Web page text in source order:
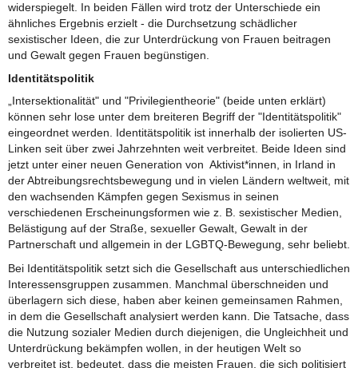
widerspiegelt. In beiden Fällen wird trotz der Unterschiede ein
ähnliches Ergebnis erzielt - die Durchsetzung schädlicher
sexistischer Ideen, die zur Unterdrückung von Frauen beitragen
und Gewalt gegen Frauen begünstigen.
Identitätspolitik
„Intersektionalität" und "Privilegientheorie" (beide unten erklärt)
können sehr lose unter dem breiteren Begriff der "Identitätspolitik"
eingeordnet werden. Identitätspolitik ist innerhalb der isolierten US-
Linken seit über zwei Jahrzehnten weit verbreitet. Beide Ideen sind
jetzt unter einer neuen Generation von Aktivist*innen, in Irland in
der Abtreibungsrechtsbewegung und in vielen Ländern weltweit, mit
den wachsenden Kämpfen gegen Sexismus in seinen
verschiedenen Erscheinungsformen wie z. B. sexistischer Medien,
Belästigung auf der Straße, sexueller Gewalt, Gewalt in der
Partnerschaft und allgemein in der LGBTQ-Bewegung, sehr beliebt.
Bei Identitätspolitik setzt sich die Gesellschaft aus unterschiedlichen
Interessensgruppen zusammen. Manchmal überschneiden und
überlagern sich diese, haben aber keinen gemeinsamen Rahmen,
in dem die Gesellschaft analysiert werden kann. Die Tatsache, dass
die Nutzung sozialer Medien durch diejenigen, die Ungleichheit und
Unterdrückung bekämpfen wollen, in der heutigen Welt so
verbreitet ist, bedeutet, dass die meisten Frauen, die sich politisiert